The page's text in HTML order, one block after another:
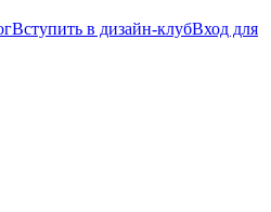
Вступить в дизайн-клубВход для